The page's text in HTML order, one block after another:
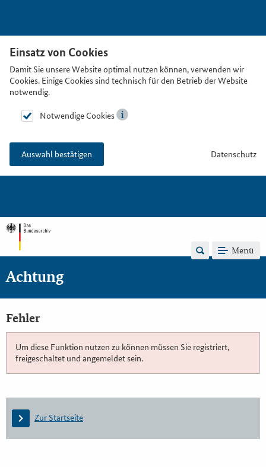
Einsatz von Cookies
Damit Sie unsere Website optimal nutzen können, verwenden wir
Cookies. Einige Cookies sind technisch für den Betrieb der Website
notwendig.
Notwendige Cookies
Auswahl bestätigen Datenschutz
Menü
Achtung
Fehler
Um diese Funktion nutzen zu können müssen Sie registriert,
freigeschaltet und angemeldet sein.
Zur Startseite